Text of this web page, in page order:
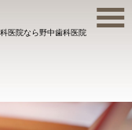
医院なら野中歯科医院